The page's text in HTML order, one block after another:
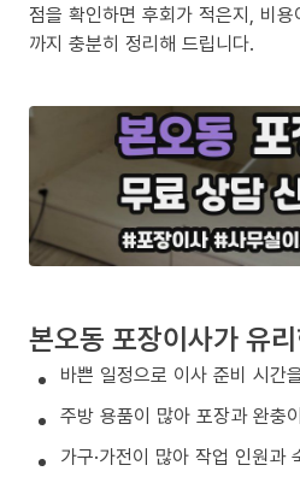
점을 확인하면 후회가 적은지, 비
까지 충분히 정리해 드립니다.
본오동 포장이사가 유
바쁜 일정으로 이사 준비 시간
주방 용품이 많아 포장과 완충
가구·가전이 많아 작업 인원과